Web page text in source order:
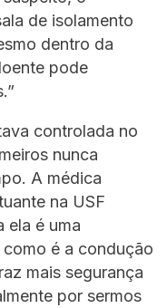
de isolamento
dentro da
pode
controlada no
nunca
A médica
na USF
ela é uma
é a condução
mais segurança
por sermos